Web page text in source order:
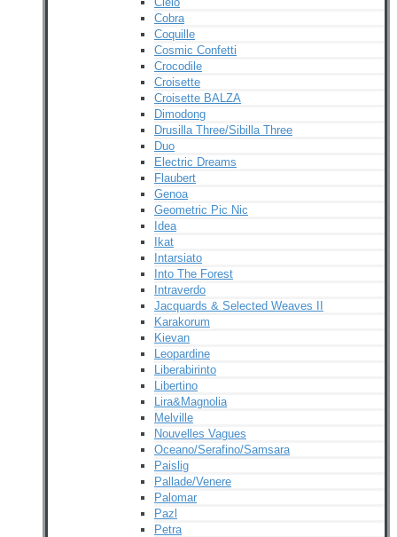
Cobra
Coquille
Cosmic Confetti
Crocodile
Croisette
Croisette BALZA
Dimodong
Drusilla Three/Sibilla Three
Duo
Electric Dreams
Flaubert
Genoa
Geometric Pic Nic
Idea
Ikat
Intarsiato
Into The Forest
Intraverdo
Jacquards & Selected Weaves II
Karakorum
Kievan
Leopardine
Liberabirinto
Libertino
Lira&Magnolia
Melville
Nouvelles Vagues
Oceano/Serafino/Samsara
Paislig
Pallade/Venere
Palomar
Pazl
Petra